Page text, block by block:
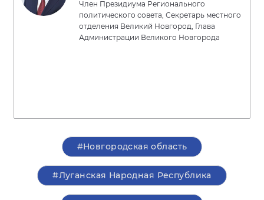
Член Президиума Регионального
политического совета, Секретарь местного
отделения Великий Новгород, Глава
Администрации Великого Новгорода
#Новгородская область
#Луганская Народная Республика